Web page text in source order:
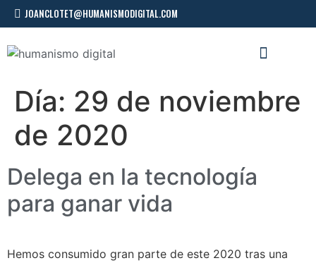
JOANCLOTET@HUMANISMODIGITAL.COM
Día: 29 de noviembre
de 2020
Delega en la tecnología
para ganar vida
Hemos consumido gran parte de este 2020 tras una